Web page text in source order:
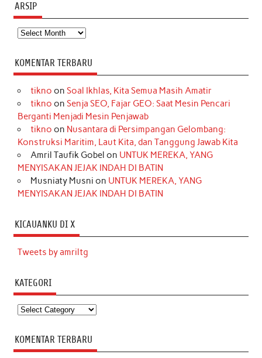
ARSIP
Arsip
KOMENTAR TERBARU
tikno on Soal Ikhlas, Kita Semua Masih Amatir
tikno on Senja SEO, Fajar GEO: Saat Mesin Pencari
Berganti Menjadi Mesin Penjawab
tikno on Nusantara di Persimpangan Gelombang:
Konstruksi Maritim, Laut Kita, dan Tanggung Jawab Kita
Amril Taufik Gobel on UNTUK MEREKA, YANG
MENYISAKAN JEJAK INDAH DI BATIN
Musniaty Musni on UNTUK MEREKA, YANG
MENYISAKAN JEJAK INDAH DI BATIN
KICAUANKU DI X
Tweets by amriltg
KATEGORI
Kategori
KOMENTAR TERBARU